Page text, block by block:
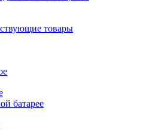
товары
батарее